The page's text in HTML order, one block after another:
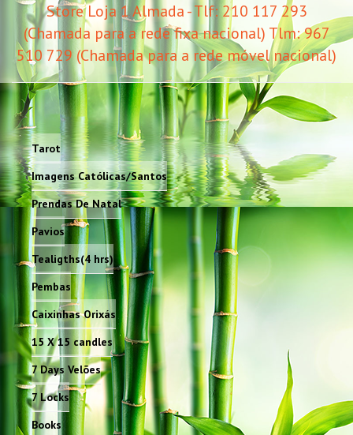
Store Loja 1 Almada - Tlf: 210 117 293
(Chamada para a rede fixa nacional) Tlm: 967
510 729 (Chamada para a rede móvel nacional)
Tarot
Imagens Católicas/Santos
Prendas De Natal
Pavios
Tealigths(4 hrs)
Pembas
Caixinhas Orixás
15 X 15 candles
7 Days Velões
7 Locks
Books